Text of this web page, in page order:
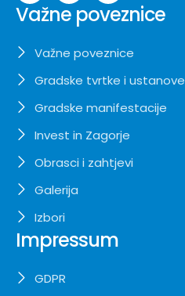
Važne poveznice
Važne poveznice
Gradske tvrtke i ustanove
Gradske manifestacije
Invest in Zagorje
Obrasci i zahtjevi
Galerija
Izbori
Impressum
GDPR